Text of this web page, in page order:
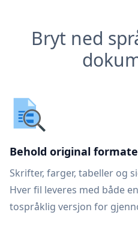
Bryt ned
Behold original
Skrifter, farger, tabeller og
Hver fil leveres med både
tospråklig versjon for